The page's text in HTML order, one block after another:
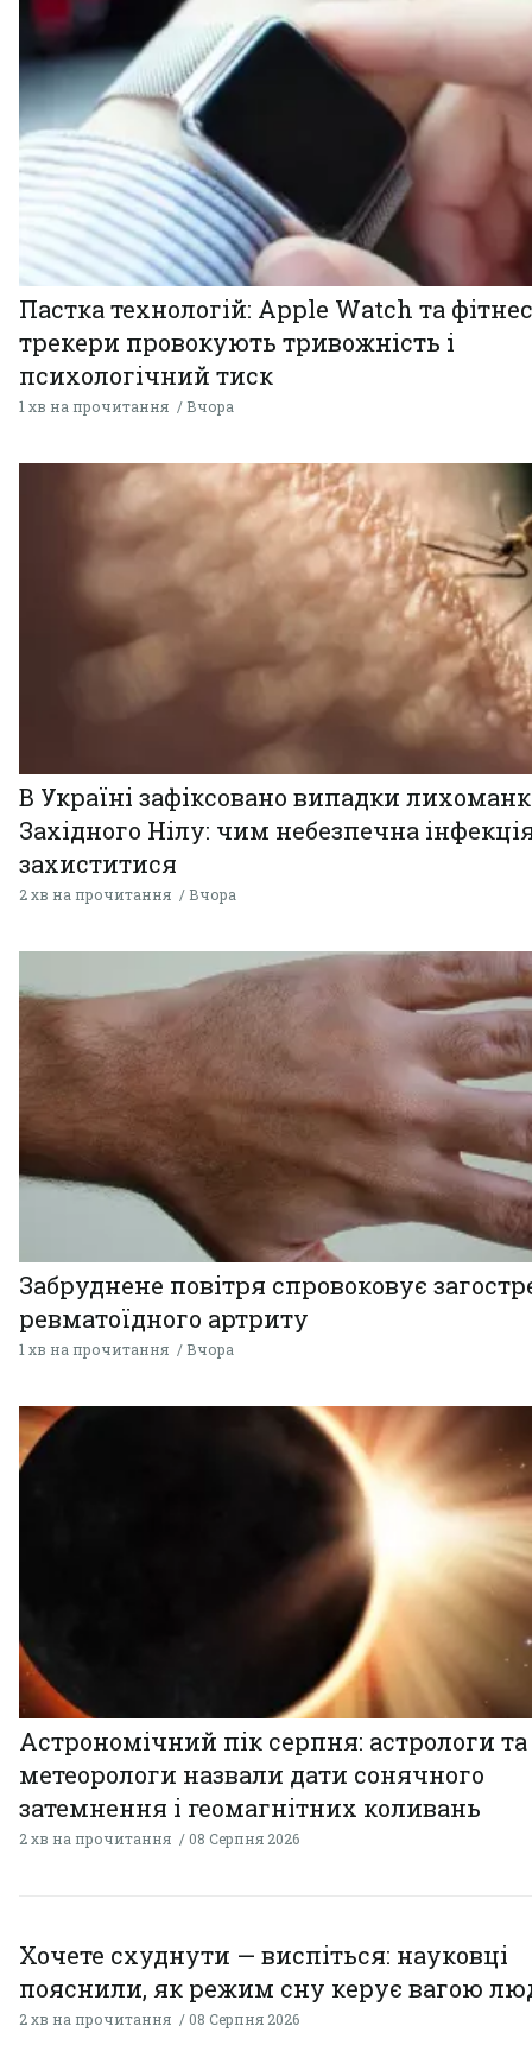
Пастка технологій: Apple Watch та
трекери провокують тривожність і
психологічний тиск
1 хв на прочитання Вчора
В Україні зафіксовано випадки
Західного Нілу: чим небезпечна
захиститися
2 хв на прочитання Вчора
Забруднене повітря спровоковує
ревматоїдного артриту
1 хв на прочитання Вчора
Астрономічний пік серпня: астрологи та
метеорологи назвали дати сонячного
затемнення і геомагнітних коливань
2 хв на прочитання 08 Серпня 2026
Хочете схуднути — виспіться: науковці
пояснили, як режим сну керує вагою
2 хв на прочитання 08 Серпня 2026